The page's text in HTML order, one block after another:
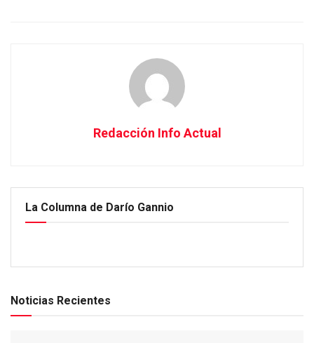
Redacción Info Actual
La Columna de Darío Gannio
Noticias Recientes